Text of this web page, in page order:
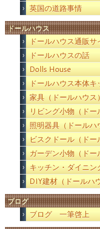
英国の道路事情
ドールハウス
ドールハウス通販サ
ドールハウスの話
Dolls House
ドールハウス本体キ
家具（ドールハウス）
リビング小物（ドー
照明器具（ドールハ
ビスクドール（ドー
ガーデン小物（ドー
キッチン・ダイニン
DIY建材（ドールハ
ブログ
ブログ 一筆啓上